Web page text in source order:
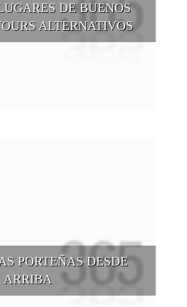
DE BUENOS
ALTERNATIVOS
PORTEÑAS DESDE
ARRIBA